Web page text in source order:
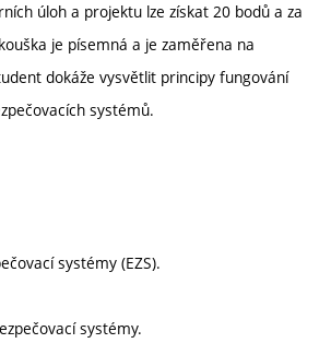
úloh a projektu lze získat 20 bodů a za
je písemná a je zaměřena na
dokáže vysvětlit principy fungování
systémů.
systémy (EZS).
systémy.